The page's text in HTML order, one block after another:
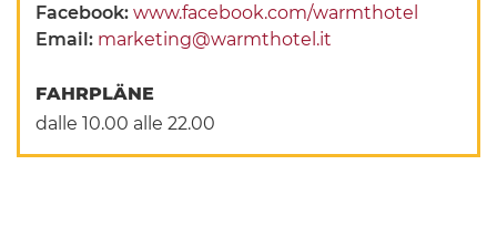
Facebook:www.facebook.com/warmthotel
Email: marketing@warmthotel.it
FAHRPLÄNE
dalle 10.00 alle 22.00